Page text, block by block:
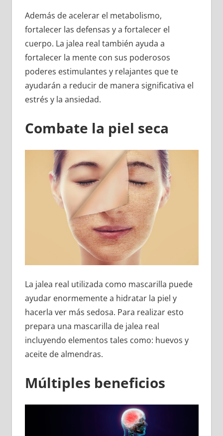
Además de acelerar el metabolismo,
fortalecer las defensas y a fortalecer el
cuerpo. La jalea real también ayuda a
fortalecer la mente con sus poderosos
poderes estimulantes y relajantes que te
ayudarán a reducir de manera significativa el
estrés y la ansiedad.
Combate la piel seca
La jalea real utilizada como mascarilla puede
ayudar enormemente a hidratar la piel y
hacerla ver más sedosa. Para realizar esto
prepara una mascarilla de jalea real
incluyendo elementos tales como: huevos y
aceite de almendras.
Múltiples beneficios